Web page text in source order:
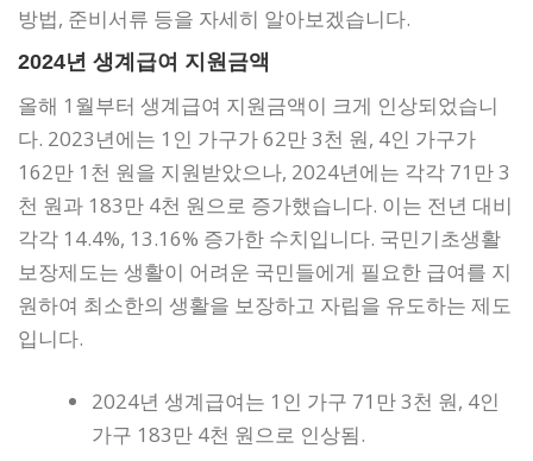
방법, 준비서류 등을 자세히 알아보겠습니다.
2024년 생계급여 지원금액
올해 1월부터 생계급여 지원금액이 크게 인상되었습니
다. 2023년에는 1인 가구가 62만 3천 원, 4인 가구가
162만 1천 원을 지원받았으나, 2024년에는 각각 71만 3
천 원과 183만 4천 원으로 증가했습니다. 이는 전년 대비
각각 14.4%, 13.16% 증가한 수치입니다. 국민기초생활
보장제도는 생활이 어려운 국민들에게 필요한 급여를 지
원하여 최소한의 생활을 보장하고 자립을 유도하는 제도
입니다.
2024년 생계급여는 1인 가구 71만 3천 원, 4인
가구 183만 4천 원으로 인상됨.